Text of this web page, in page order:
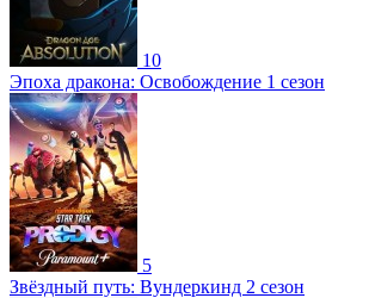
10
Эпоха дракона: Освобождение 1 сезон
5
Звёздный путь: Вундеркинд 2 сезон